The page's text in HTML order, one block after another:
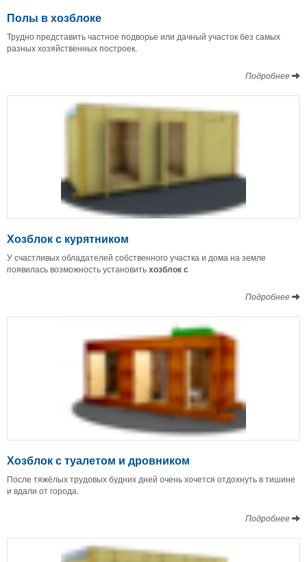
Полы в хозблоке
Трудно представить частное подворье или дачный участок без самых
разных хозяйственных построек.
Подробнее
Хозблок с курятником
У счастливых обладателей собственного участка и дома на земле
появилась возможность установитьхозблок с
Подробнее
Хозблок с туалетом и дровником
После тяжёлых трудовых будних дней очень хочется отдохнуть в тишине
и вдали от города.
Подробнее